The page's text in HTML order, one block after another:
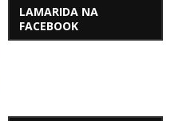
LAMARIDA NA
FACEBOOK